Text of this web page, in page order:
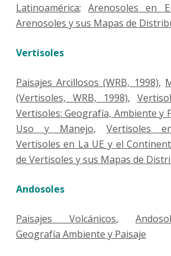
Latinoamérica;Arenosoles en
Arenosoles y sus Mapas de
Vertisoles
Paisajes Arcillosos (WRB, 1998),
(Vertisoles, WRB, 1998),
Vertisoles: Geografía, Ambiente y
Uso y Manejo,Vertisoles
Vertisoles en La UE y el
de Vertisoles y sus Mapas de
Andosoles
Paisajes Volcánicos,
Geografía Ambiente y Paisaje